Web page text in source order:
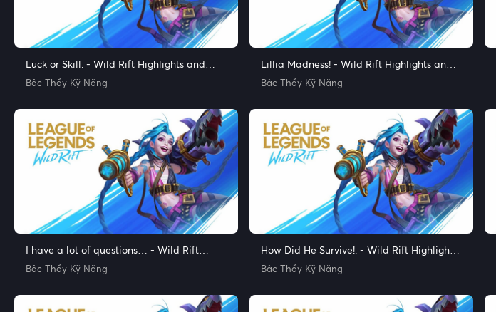
Luck or Skill. - Wild Rift Highlights and
Funny Moments
Bậc Thầy Kỹ Năng
Lillia Madness! - Wild Rift Highlights and
Funny Moments
Bậc Thầy Kỹ Năng
I have a lot of questions… - Wild Rift
Highlights and Funny Moments
Bậc Thầy Kỹ Năng
How Did He Survive!. - Wild Rift Highlights
and Funny Moments
Bậc Thầy Kỹ Năng